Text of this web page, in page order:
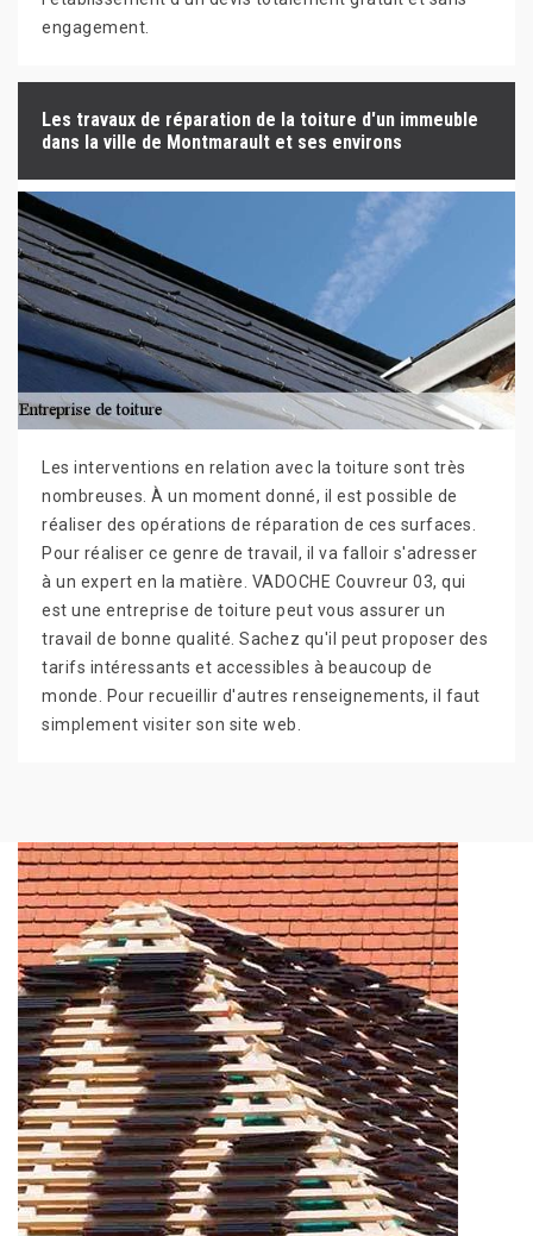
engagement.
Les travaux de réparation de la toiture d'un immeuble
dans la ville de Montmarault et ses environs
Les interventions en relation avec la toiture sont très
nombreuses. À un moment donné, il est possible de
réaliser des opérations de réparation de ces surfaces.
Pour réaliser ce genre de travail, il va falloir s'adresser
à un expert en la matière. VADOCHE Couvreur 03, qui
est une entreprise de toiture peut vous assurer un
travail de bonne qualité. Sachez qu'il peut proposer des
tarifs intéressants et accessibles à beaucoup de
monde. Pour recueillir d'autres renseignements, il faut
simplement visiter son site web.